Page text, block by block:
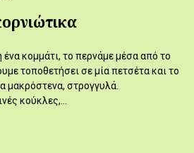
κομμάτι, το περνάμε μέσα από το
τοποθετήσει σε μία πετσέτα και το
μακρόστενα, στρογγυλά.
κούκλες,…